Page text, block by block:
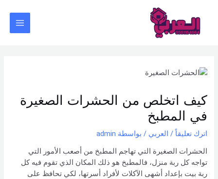
المحتوى
كيف اتخلص من الحشرات الصغيرة
في المطبخ
اترك تعليقاً / العربي / بواسطة admin
الحشرات الصغيرة التي تهاجم المطبخ من أصعب الأمور التي
تواجه كل ربة منزل، فالمطبخ هو ذلك المكان الذي تقوم فيه كل
ربة بيت بإعداد أشهى الآكلات لأفراد أسرتها، لكي تحافظ على
navigation